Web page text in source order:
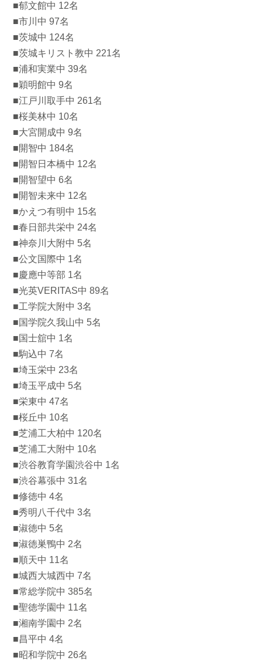
■郁文館中 12名
■市川中 97名
■茨城中 124名
■茨城キリスト教中 221名
■浦和実業中 39名
■穎明館中 9名
■江戸川取手中 261名
■桜美林中 10名
■大宮開成中 9名
■開智中 184名
■開智日本橋中 12名
■開智望中 6名
■開智未来中 12名
■かえつ有明中 15名
■春日部共栄中 24名
■神奈川大附中 5名
■公文国際中 1名
■慶應中等部 1名
■光英VERITAS中 89名
■工学院大附中 3名
■国学院久我山中 5名
■国士舘中 1名
■駒込中 7名
■埼玉栄中 23名
■埼玉平成中 5名
■栄東中 47名
■桜丘中 10名
■芝浦工大柏中 120名
■芝浦工大附中 10名
■渋谷教育学園渋谷中 1名
■渋谷幕張中 31名
■修徳中 4名
■秀明八千代中 3名
■淑徳中 5名
■淑徳巣鴨中 2名
■順天中 11名
■城西大城西中 7名
■常総学院中 385名
■聖徳学園中 11名
■湘南学園中 2名
■昌平中 4名
■昭和学院中 26名